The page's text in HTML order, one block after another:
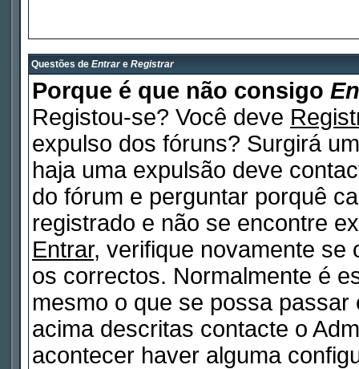
Questões de Entrare Registrar
Porque é que não consigo
Registou-se? Você deve
expulso dos fóruns? Surgirá
haja uma expulsão deve
do fórum e perguntar porquê
registrado e não se encontre
Entrar, verifique novamente se
os correctos. Normalmente é
mesmo o que se possa
acima descritas contacte o
acontecer haver alguma